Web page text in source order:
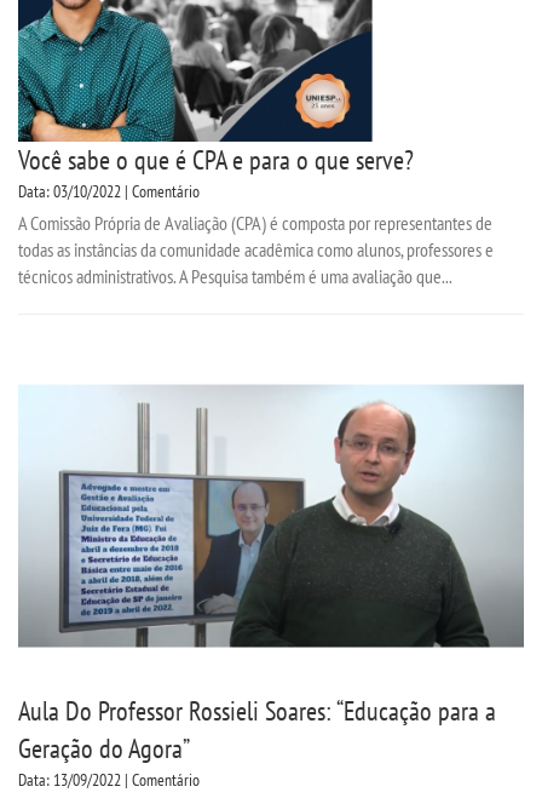
Você sabe o que é CPA e para o que serve?
Data: 03/10/2022 | Comentário
A Comissão Própria de Avaliação (CPA) é composta por representantes de
todas as instâncias da comunidade acadêmica como alunos, professores e
técnicos administrativos. A Pesquisa também é uma avaliação que...
Aula Do Professor Rossieli Soares: “Educação para a
Geração do Agora”
Data: 13/09/2022 | Comentário